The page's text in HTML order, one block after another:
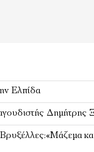
Ελπίδα
Δημήτρης